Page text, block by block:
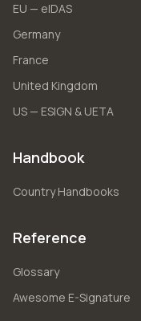
EU — eIDAS
Germany
France
United Kingdom
US — ESIGN & UETA
Handbook
Country Handbooks
Reference
Glossary
Awesome E-Signature